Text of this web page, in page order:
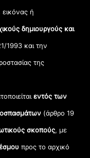
ή
δημιουργούς και
1993 και την
της
εντός των
(άρθρο 19
σκοπούς, με
προς το αρχικό